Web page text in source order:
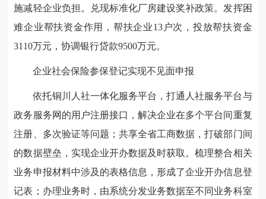
施减轻企业负担。兑现标准化厂房建设奖补政策。发挥困
难企业帮扶资金作用，帮扶企业13户次，投放帮扶资金
3110万元，协调银行贷款9500万元。
企业社会保险参保登记实现不见面申报
依托铜川人社一体化服务平台，打通人社服务平台与
政务服务网的用户注册接口，解决企业在多个平台间重复
注册、多次验证等问题；共享全省工商数据，打破部门间
的数据壁垒，实现企业开办数据及时获取。梳理整合相关
业务申报材料中涉及的表格信息，形成了企业开办信息登
记表；办理业务时，由系统分发业务数据至不同业务科室